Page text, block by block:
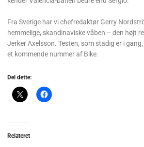
Fra Sverige har vi chefredaktør Gerry
hemmelige, skandinaviske våben – den højt
Jerker Axelsson. Testen, som stadig er i
et kommende nummer af Bike.
Del dette:
Relateret